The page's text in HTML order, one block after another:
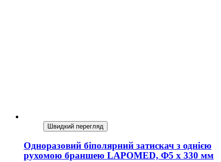
Швидкий перегляд
Одноразовий біполярний затискач з однією
рухомою браншею LAPOMED, Ф5 x 330 мм